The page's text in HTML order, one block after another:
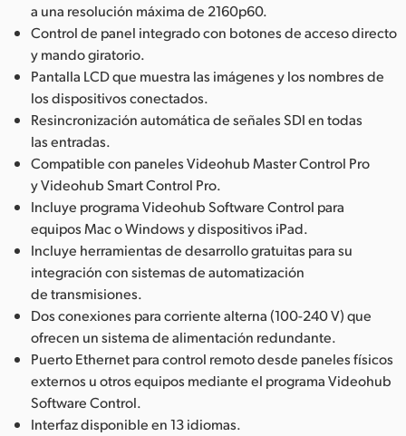
a una resolución máxima de 2160p60.
Control de panel integrado con botones de acceso directo
y mando giratorio.
Pantalla LCD que muestra las imágenes y los nombres de
los dispositivos conectados.
Resincronización automática de señales SDI en todas
las entradas.
Compatible con paneles Videohub Master Control Pro
y Videohub Smart Control Pro.
Incluye programa Videohub Software Control para
equipos Mac o Windows y dispositivos iPad.
Incluye herramientas de desarrollo gratuitas para su
integración con sistemas de automatización
de transmisiones.
Dos conexiones para corriente alterna (100-240 V) que
ofrecen un sistema de alimentación redundante.
Puerto Ethernet para control remoto desde paneles físicos
externos u otros equipos mediante el programa Videohub
Software Control.
Interfaz disponible en 13 idiomas.